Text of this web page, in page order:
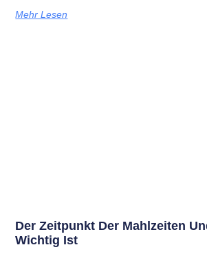
Mehr Lesen
Der Zeitpunkt Der Mahlzeiten
Wichtig Ist